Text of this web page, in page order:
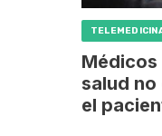
Médicos
salud no
el